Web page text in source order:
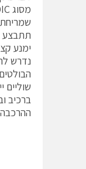
תתבצע
ימנע
שוליים
ברכיב